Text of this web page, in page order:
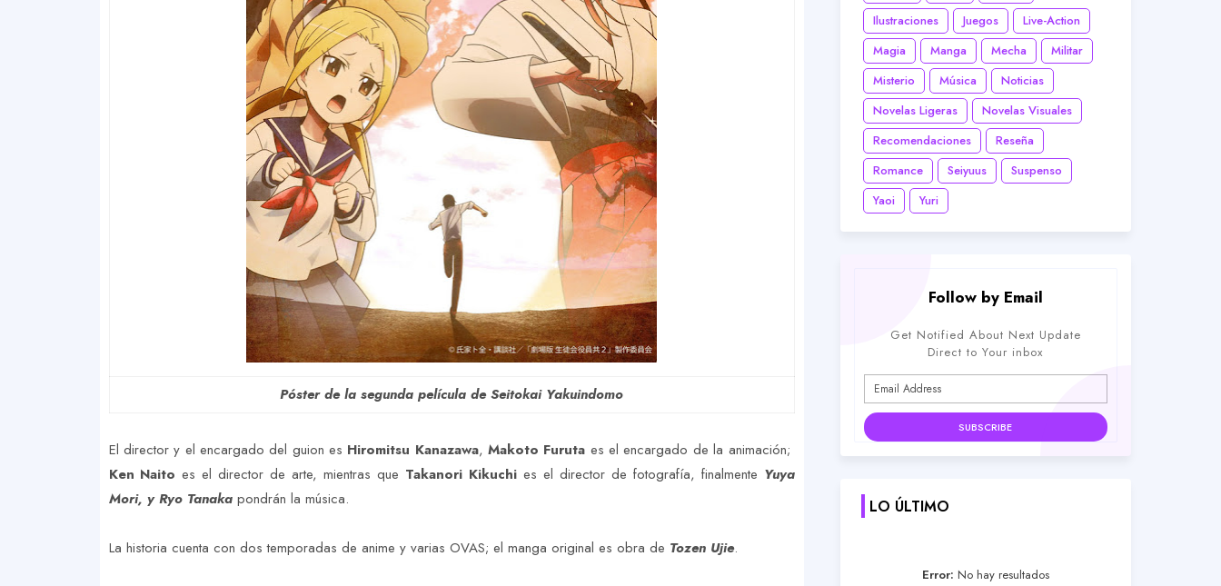
Póster de la segunda película de Seitokai Yakuindomo
El director y el encargado del guion es Hiromitsu Kanazawa,Makoto Furuta es el encargado de la animación;
Ken Naito es el director de arte, mientras que Takanori Kikuchies el director de fotografía, finalmente Yuya
Mori, y Ryo Tanaka pondrán la música.
La historia cuenta con dos temporadas de anime y varias OVAS; el manga original es obra de Tozen Ujie.
Ilustraciones
Juegos
Live-Action
Magia
Manga Mecha
Militar
Misterio
Música
Noticias
Novelas Ligeras
Novelas Visuales
Recomendaciones
Reseña
Romance
Seiyuus
Suspenso
Yaoi
Yuri
Follow by Email
Get Notified About Next Update
Direct to Your inbox
LO ÚLTIMO
Error: No hay resultados